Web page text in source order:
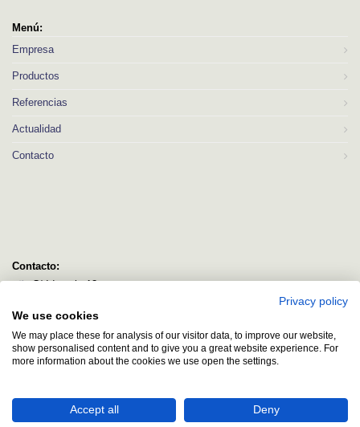
Menú:
Empresa
Productos
Referencias
Actualidad
Contacto
Contacto:
C/ Idorsolo 13
Bizkaia
logitec@logitecsl.net
+34 944 544 580
Privacy policy
We use cookies
We may place these for analysis of our visitor data, to improve our website,
show personalised content and to give you a great website experience. For
more information about the cookies we use open the settings.
Accept all Deny